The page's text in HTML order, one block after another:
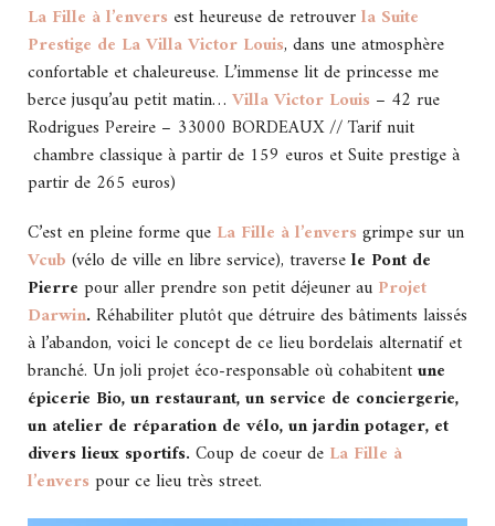
La Fille à l’envers est heureuse de retrouverla Suite
Prestige de La Villa Victor Louis, dans une atmosphère
confortable et chaleureuse. L’immense lit de princesse me
berce jusqu’au petit matin… Villa Victor Louis – 42 rue
Rodrigues Pereire – 33000 BORDEAUX // Tarif nuit
chambre classique à partir de 159 euros et Suite prestige à
partir de 265 euros)
C’est en pleine forme que La Fille à l’envers grimpe sur un
Vcub (vélo de ville en libre service), traversele Pont de
Pierre pour aller prendre son petit déjeuner au Projet
Darwin. Réhabiliter plutôt que détruire des bâtiments laissés
à l’abandon, voici le concept de ce lieu bordelais alternatif et
branché. Un joli projet éco-responsable où cohabitentune
épicerie Bio, un restaurant, un service de conciergerie,
un atelier de réparation de vélo, un jardin potager, et
divers lieux sportifs. Coup de coeur de La Fille à
l’envers pour ce lieu très street.